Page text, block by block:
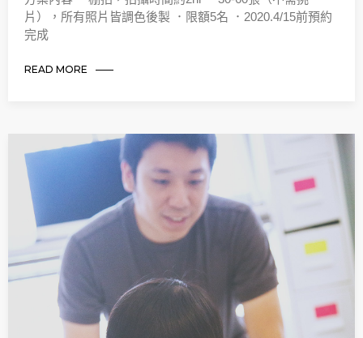
片），所有照片皆調色後製 ．限額5名 ．2020.4/15前預約
完成
READ MORE